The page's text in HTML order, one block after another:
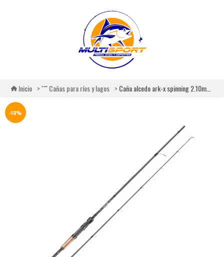
Inicio Cañas para ríos y lagos Caña alcedo ark-x spinning 2.10m 5–21g s-702ml
-10%